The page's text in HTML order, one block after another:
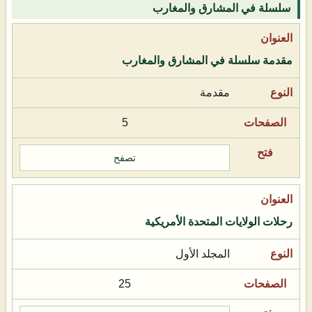
سلسلة في المشارق والمغارب
مقدمة سلسلة في المشارق والمغارب
مقدمة
5
تصفح
رحلات الولايات المتحدة الأمريكية
المجلد الأول
25